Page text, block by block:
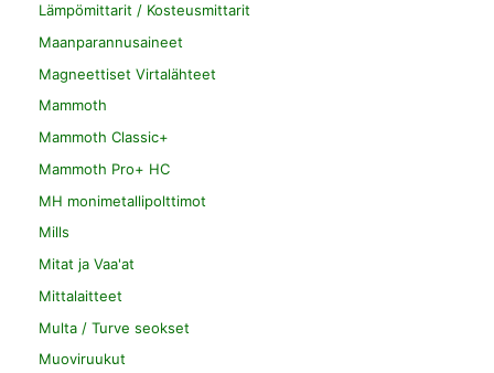
Lämpömittarit / Kosteusmittarit
Maanparannusaineet
Magneettiset Virtalähteet
Mammoth
Mammoth Classic+
Mammoth Pro+ HC
MH monimetallipolttimot
Mills
Mitat ja Vaa'at
Mittalaitteet
Multa / Turve seokset
Muoviruukut